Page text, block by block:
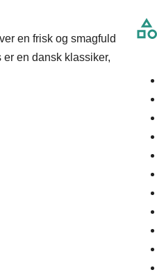
en frisk og smagfuld
en dansk klassiker,
c